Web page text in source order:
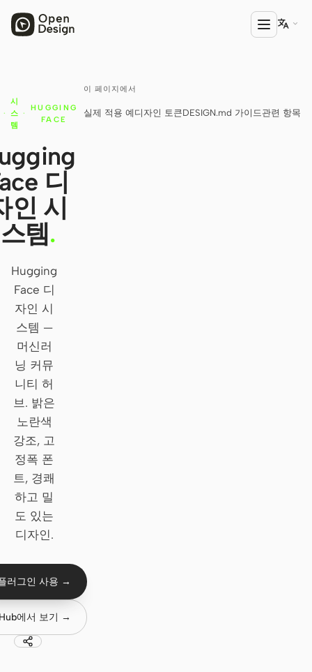
Open Design
HTML Anything
HTML Video
Codex Slides
Open Design Plugin
Codex
Cursor Agent
Claude Code
OpenCode
Gemini CLI
GitHub Copilot CLI
Qwen Code
Grok Build
Kimi CLI
DeepSeek TUI
Trae CLI
Aider
Antigravity

이 페이지에서
실제 적용 예 디자인 토큰DESIGN.md 가이드관련 항목
·
시
스
템
·
HUGGING
FACE
디
인 시
스템.
Hugging
Face 디
자인 시
스템 —
머신러
닝 커뮤
니티 허
브. 밝은
노란색
강조, 고
정폭 폰
트, 경쾌
하고 밀
도 있는
디자인.
러그인 사용 →
에서 보기 →